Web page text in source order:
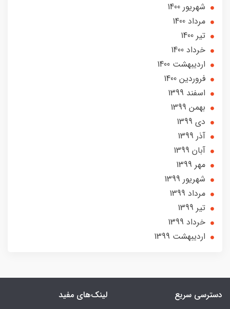
شهریور 1400
مرداد 1400
تير 1400
خرداد 1400
ارديبهشت 1400
فروردین 1400
اسفند 1399
بهمن 1399
دی 1399
آذر 1399
آبان 1399
مهر 1399
شهریور 1399
مرداد 1399
تير 1399
خرداد 1399
ارديبهشت 1399
دسترسی سریع لینک‌های مفید